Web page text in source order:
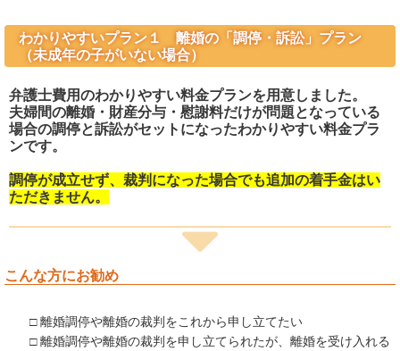
わかりやすいプラン１ 離婚の「調停・訴訟」プラン
（未成年の子がいない場合）
弁護士費用のわかりやすい料金プランを用意しました。
夫婦間の離婚・財産分与・慰謝料だけが問題となっている
場合の調停と訴訟がセットになったわかりやすい料金プラ
ンです。
調停が成立せず、裁判になった場合でも追加の着手金はい
ただきません。
こんな方にお勧め
□ 離婚調停や離婚の裁判をこれから申し立てたい
□ 離婚調停や離婚の裁判を申し立てられたが、離婚を受け入れる